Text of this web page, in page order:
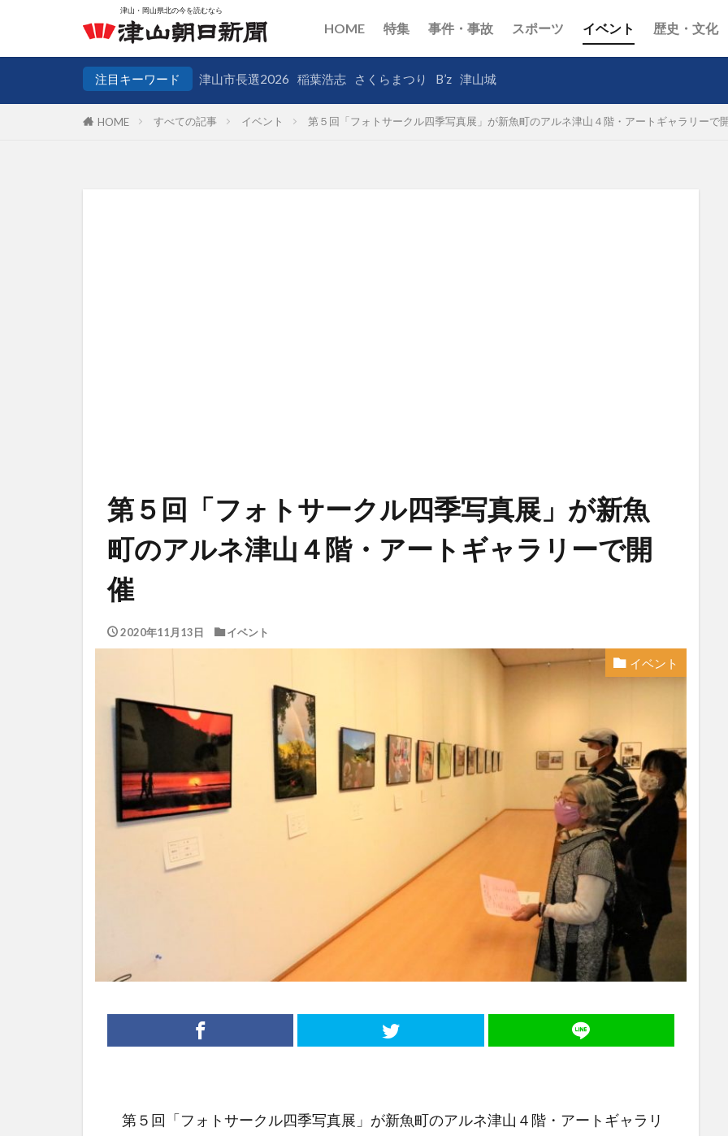
HOME 特集 事件・事故 スポーツ イベント 歴史・文化
注目キーワード 津山市長選2026 稲葉浩志 さくらまつり B’z 津山城
HOME すべての記事 イベント 第５回「フォトサークル四季写真展」が新魚町のアルネ津山４階・アートギャラリーで
第５回「フォトサークル四季写真展」が新魚
町のアルネ津山４階・アートギャラリーで開
催
2020年11月13日 イベント
イベント
第５回「フォトサークル四季写真展」が新魚町のアルネ津山４階・アートギャラリ